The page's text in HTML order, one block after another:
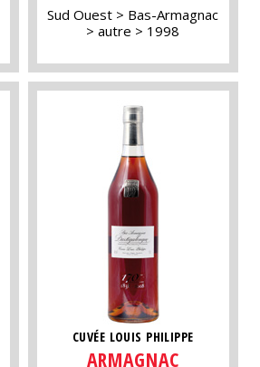
Sud Ouest
Bas-Armagnac
autre
1998
CUVÉE LOUIS PHILIPPE
ARMAGNAC